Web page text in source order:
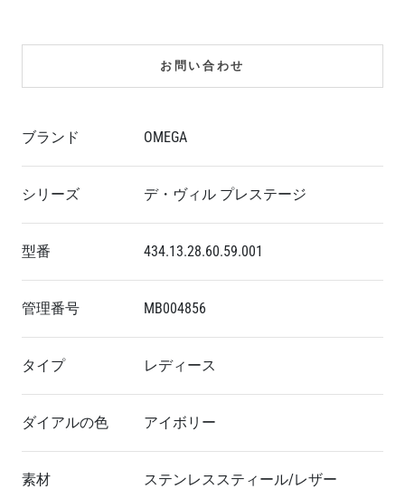
お問い合わせ
ブランド OMEGA
シリーズ デ・ヴィル プレステージ
型番 434.13.28.60.59.001
管理番号 MB004856
タイプ レディース
ダイアルの色 アイボリー
素材 ステンレススティール/レザー